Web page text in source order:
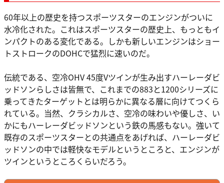
60年以上の歴史を持つスポーツスターのエンジンがついに
水冷化された。これはスポーツスターの歴史上、もっともイ
ンパクトのある変化である。しかも新しいエンジンはショー
トストロークのDOHCで猛烈に速いのだ。
伝統である、空冷OHV 45度Vツインが生み出すハーレーダビ
ッドソンらしさは皆無で、これまでの883と1200シリーズに
乗ってきたターゲットとは明らかに異なる層に向けてつくら
れている。当然、クラシカルさ、空冷の味わいや優しさ、い
かにもハーレーダビッドソンという鉄の馬感もない。強いて
既存のスポーツスターとの共通点をあげれば、ハーレーダビ
ッドソンの中では軽快なモデルというところと、エンジンが
ツインというところくらいだろう。